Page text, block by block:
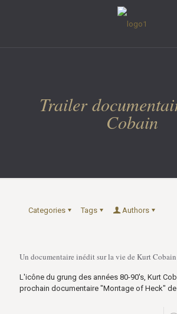
Trailer
Cobain
Categories Tags Authors
Un documentaire inédit sur la vie de Kurt Cobain
L'icône du grung des années 80-90's, Kurt
prochain documentaire "Montage of Heck"